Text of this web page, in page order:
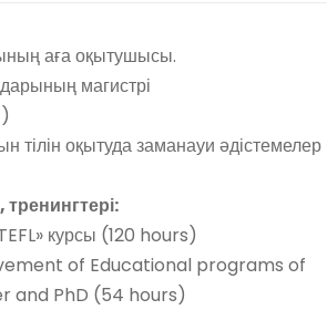
аға оқытушысы.
магистрі
тілін оқытуда заманауи әдістемелер
тренингтері:
курсы (120 hours)
of Educational programs of
and PhD (54 hours)